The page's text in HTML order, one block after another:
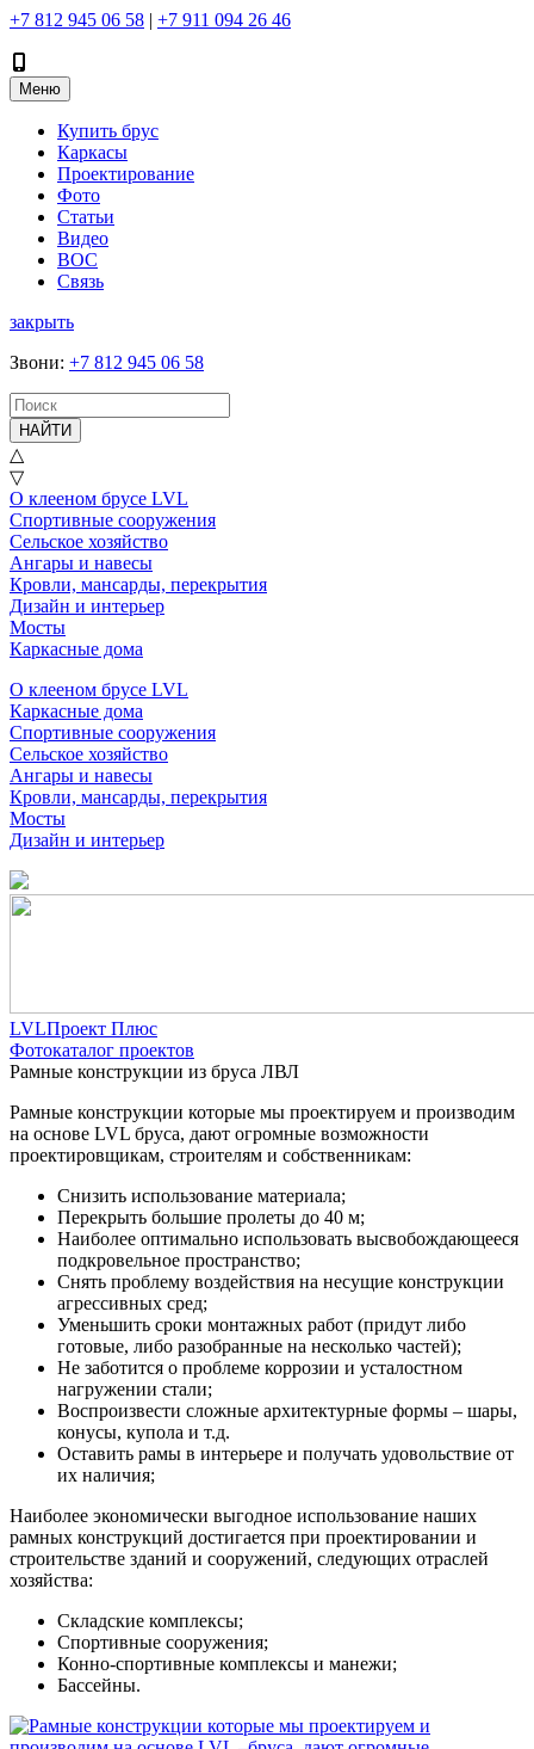
+7 812 945 06 58 | +7 911 094 26 46
Меню
Купить брус
Каркасы
Проектирование
Фото
Статьи
Видео
ВОС
Связь
закрыть
Звони: +7 812 945 06 58
НАЙТИ
△
▽
О клееном брусе LVL
Спортивные сооружения
Сельское хозяйство
Ангары и навесы
Кровли, мансарды, перекрытия
Дизайн и интерьер
Мосты
Каркасные дома
О клееном брусе LVL
Каркасные дома
Спортивные сооружения
Сельское хозяйство
Ангары и навесы
Кровли, мансарды, перекрытия
Мосты
Дизайн и интерьер
LVLПроект Плюс
Фотокаталог проектов
Рамные конструкции из бруса ЛВЛ
Рамные конструкции которые мы проектируем и производим
на основе LVL бруса, дают огромные возможности
проектировщикам, строителям и собственникам:
Снизить использование материала;
Перекрыть большие пролеты до 40 м;
Наиболее оптимально использовать высвобождающееся
подкровельное пространство;
Снять проблему воздействия на несущие конструкции
агрессивных сред;
Уменьшить сроки монтажных работ (придут либо
готовые, либо разобранные на несколько частей);
Не заботится о проблеме коррозии и усталостном
нагружении стали;
Воспроизвести сложные архитектурные формы – шары,
конусы, купола и т.д.
Оставить рамы в интерьере и получать удовольствие от
их наличия;
Наиболее экономически выгодное использование наших
рамных конструкций достигается при проектировании и
строительстве зданий и сооружений, следующих отраслей
хозяйства:
Складские комплексы;
Спортивные сооружения;
Конно-спортивные комплексы и манежи;
Бассейны.